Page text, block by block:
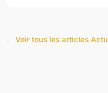
← Voir tous les articles Actu